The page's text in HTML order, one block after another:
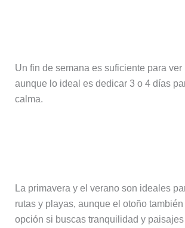
Un fin de semana es suficiente para ver
aunque lo ideal es dedicar 3 o 4 días
calma.
La primavera y el verano son ideales
rutas y playas, aunque el otoño
opción si buscas tranquilidad y